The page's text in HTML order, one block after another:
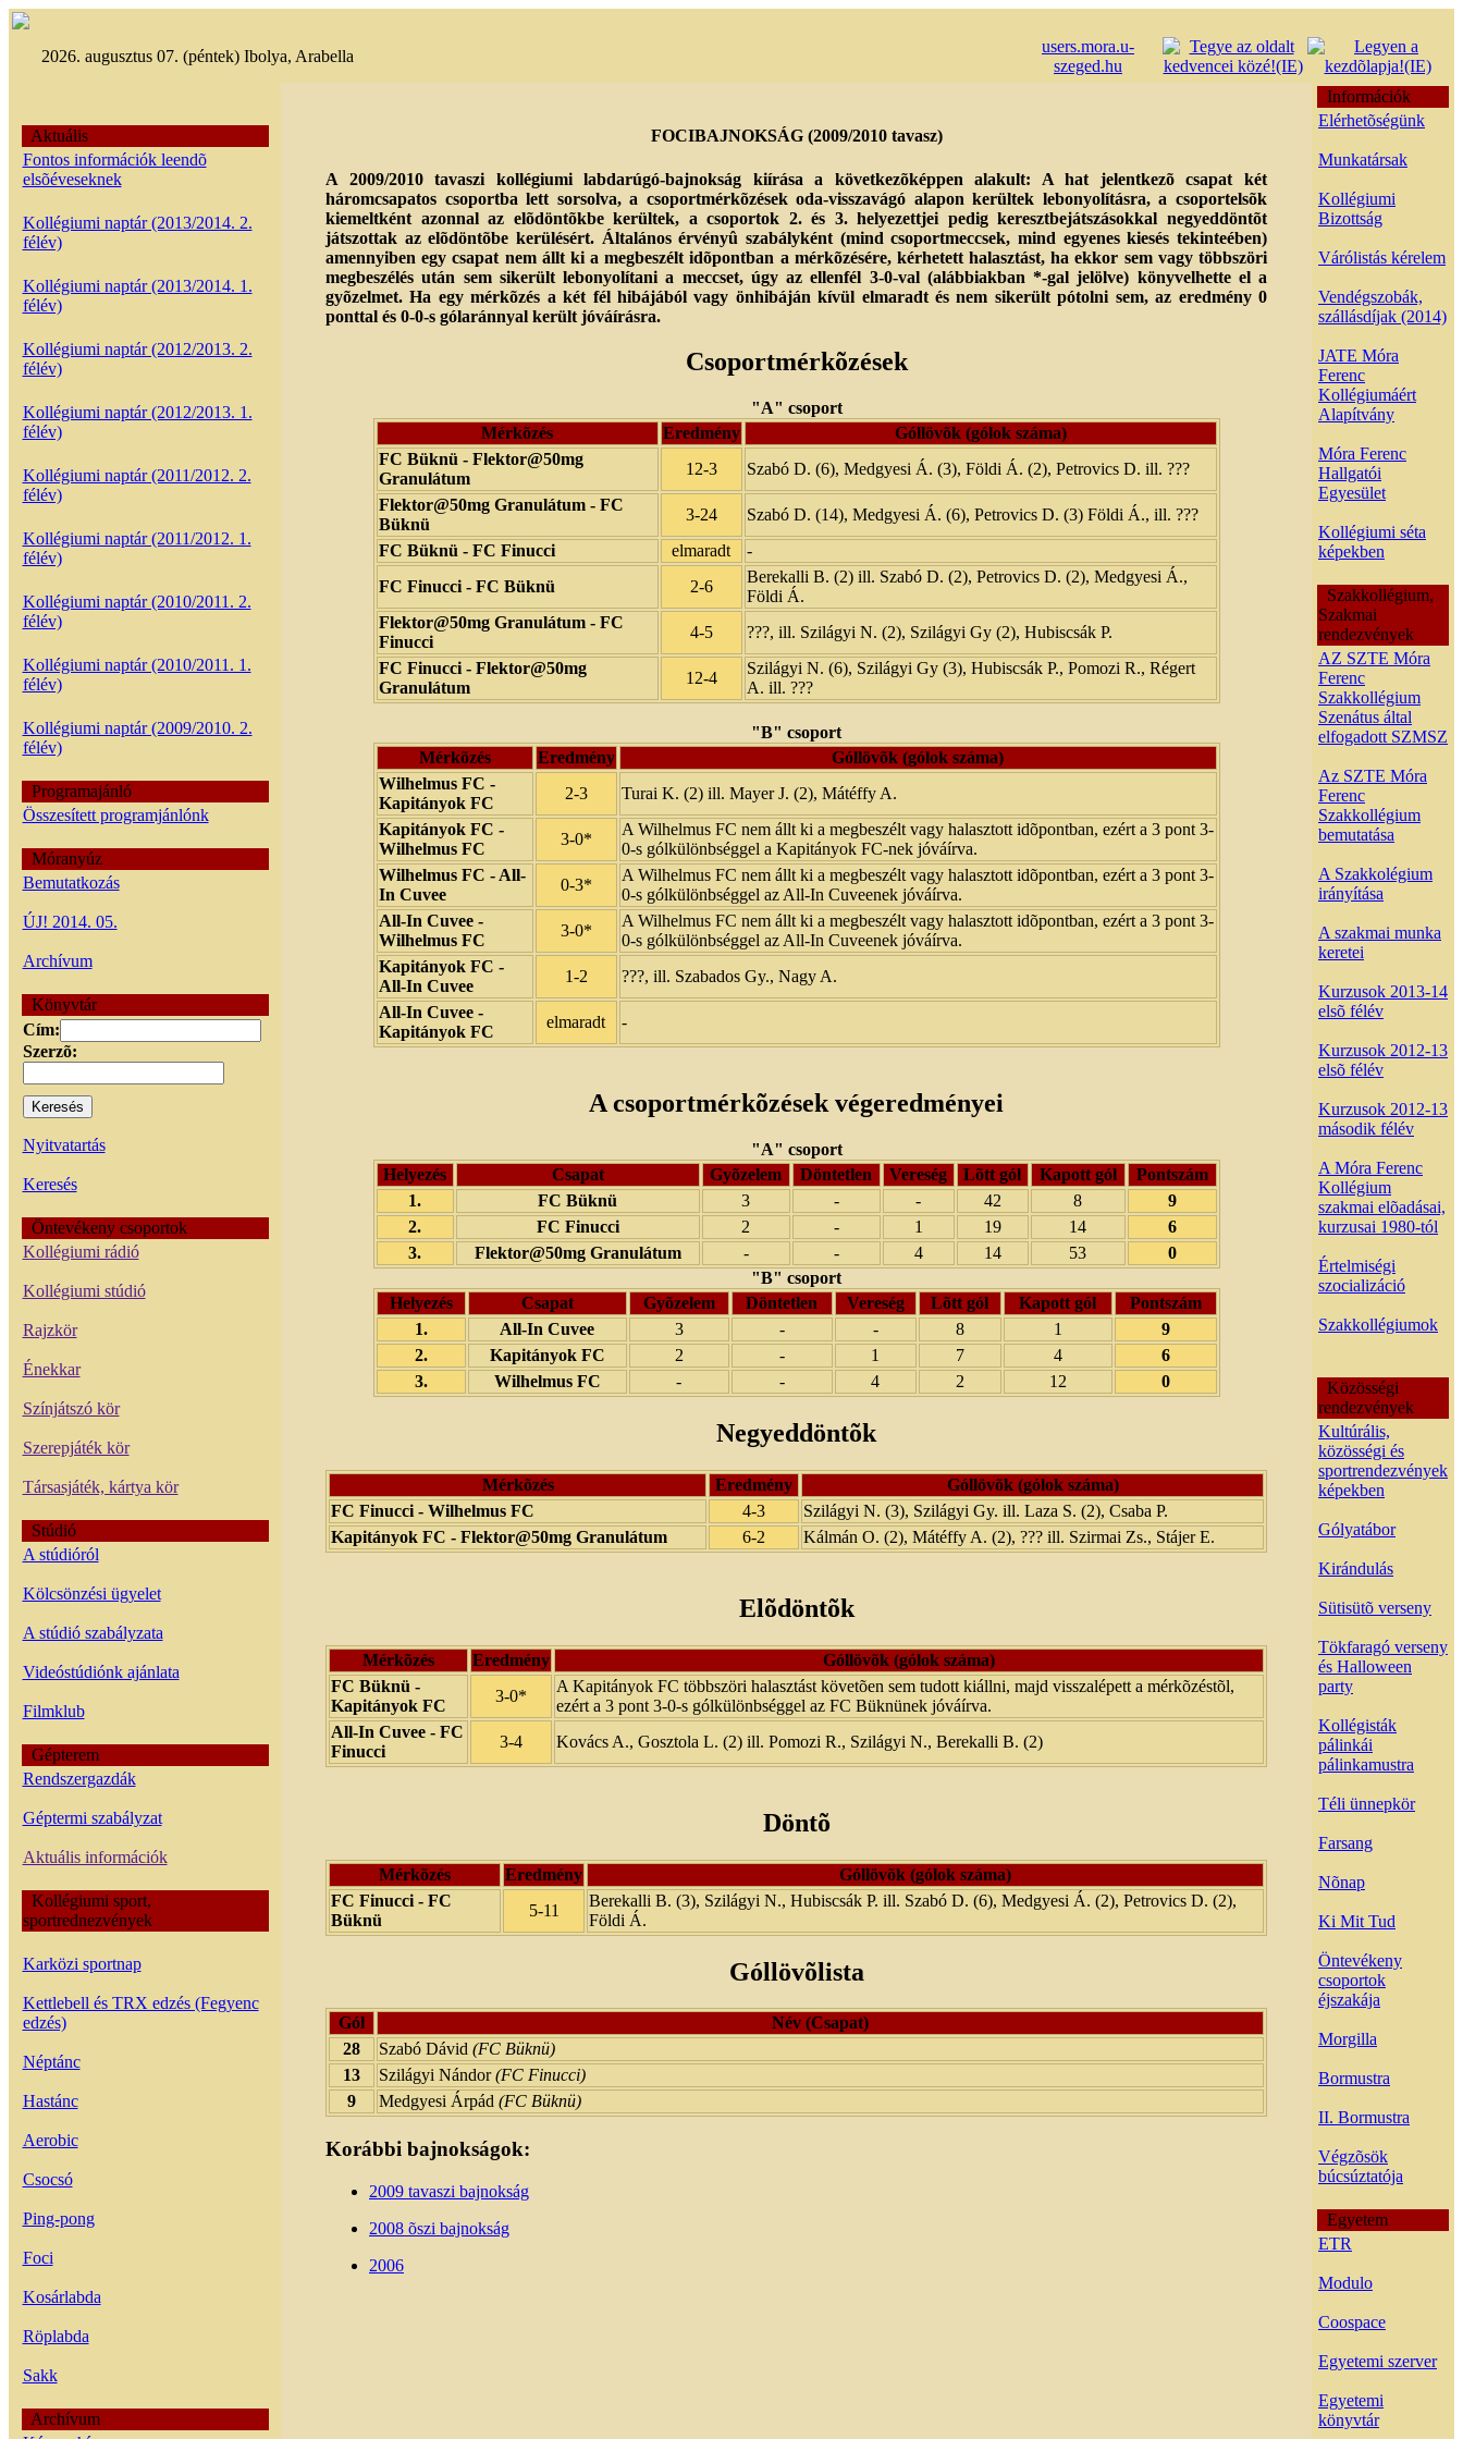
2026. augusztus 07. (péntek) Ibolya, Arabella
users.mora.u-
szeged.hu
Aktuális
Fontos információk leendõ
elsõéveseknek
Kollégiumi naptár (2013/2014. 2.
félév)
Kollégiumi naptár (2013/2014. 1.
félév)
Kollégiumi naptár (2012/2013. 2.
félév)
Kollégiumi naptár (2012/2013. 1.
félév)
Kollégiumi naptár (2011/2012. 2.
félév)
Kollégiumi naptár (2011/2012. 1.
félév)
Kollégiumi naptár (2010/2011. 2.
félév)
Kollégiumi naptár (2010/2011. 1.
félév)
Kollégiumi naptár (2009/2010. 2.
félév)
Programajánló
Összesített programjánlónk
Móranyúz
Bemutatkozás
ÚJ! 2014. 05.
Archívum
Könyvtár
Cím:
Szerzõ:
Nyitvatartás
Keresés
Öntevékeny csoportok
Kollégiumi rádió
Kollégiumi stúdió
Rajzkör
Énekkar
Színjátszó kör
Szerepjáték kör
Társasjáték, kártya kör
Stúdió
A stúdióról
Kölcsönzési ügyelet
A stúdió szabályzata
Videóstúdiónk ajánlata
Filmklub
Gépterem
Rendszergazdák
Géptermi szabályzat
Aktuális információk
Kollégiumi sport,
sportrednezvények
Karközi sportnap
Kettlebell és TRX edzés (Fegyenc
edzés)
Néptánc
Hastánc
Aerobic
Csocsó
Ping-pong
Foci
Kosárlabda
Röplabda
Sakk
Archívum
FOCIBAJNOKSÁG (2009/2010 tavasz)
A 2009/2010 tavaszi kollégiumi labdarúgó-bajnokság kiírása a következõképpen alakult: A hat jelentkezõ csapat két
háromcsapatos csoportba lett sorsolva, a csoportmérkõzések oda-visszavágó alapon kerültek lebonyolításra, a csoportelsõk
kiemeltként azonnal az elõdöntõkbe kerültek, a csoportok 2. és 3. helyezettjei pedig keresztbejátszásokkal negyeddöntõt
játszottak az elõdöntõbe kerülésért. Általános érvényû szabályként (mind csoportmeccsek, mind egyenes kiesés tekinteében)
amennyiben egy csapat nem állt ki a megbeszélt idõpontban a mérkõzésére, kérhetett halasztást, ha ekkor sem vagy többszöri
megbeszélés után sem sikerült lebonyolítani a meccset, úgy az ellenfél 3-0-val (alábbiakban *-gal jelölve) könyvelhette el a
gyõzelmet. Ha egy mérkõzés a két fél hibájából vagy önhibáján kívül elmaradt és nem sikerült pótolni sem, az eredmény 0
ponttal és 0-0-s gólaránnyal került jóváírásra.
Csoportmérkõzések
"A" csoport
Mérkõzés
Eredmény
Góllövõk (gólok száma)
FC Büknü - Flektor@50mg
Granulátum
12-3
Szabó D. (6), Medgyesi Á. (3), Földi Á. (2), Petrovics D. ill. ???
Flektor@50mg Granulátum - FC
Büknü
3-24
Szabó D. (14), Medgyesi Á. (6), Petrovics D. (3) Földi Á., ill. ???
FC Büknü - FC Finucci
elmaradt
-
FC Finucci - FC Büknü
2-6
Berekalli B. (2) ill. Szabó D. (2), Petrovics D. (2), Medgyesi Á.,
Földi Á.
Flektor@50mg Granulátum - FC
Finucci
4-5
???, ill. Szilágyi N. (2), Szilágyi Gy (2), Hubiscsák P.
FC Finucci - Flektor@50mg
Granulátum
12-4
Szilágyi N. (6), Szilágyi Gy (3), Hubiscsák P., Pomozi R., Régert
A. ill. ???
"B" csoport
Mérkõzés
Eredmény
Góllövõk (gólok száma)
Wilhelmus FC -
Kapitányok FC
2-3
Turai K. (2) ill. Mayer J. (2), Mátéffy A.
Kapitányok FC -
Wilhelmus FC
3-0*
A Wilhelmus FC nem állt ki a megbeszélt vagy halasztott idõpontban, ezért a 3 pont 3-
0-s gólkülönbséggel a Kapitányok FC-nek jóváírva.
Wilhelmus FC - All-
In Cuvee
0-3*
A Wilhelmus FC nem állt ki a megbeszélt vagy halasztott idõpontban, ezért a 3 pont 3-
0-s gólkülönbséggel az All-In Cuveenek jóváírva.
All-In Cuvee -
Wilhelmus FC
3-0*
A Wilhelmus FC nem állt ki a megbeszélt vagy halasztott idõpontban, ezért a 3 pont 3-
0-s gólkülönbséggel az All-In Cuveenek jóváírva.
Kapitányok FC -
All-In Cuvee
1-2
???, ill. Szabados Gy., Nagy A.
All-In Cuvee -
Kapitányok FC
elmaradt -
A csoportmérkõzések végeredményei
"A" csoport
Helyezés
Csapat Gyõzelem Döntetlen Vereség Lõtt gól Kapott gól
Pontszám
1.
FC Büknü 3 - - 42 8
9
2.
FC Finucci 2 - 1 19 14
6
3.
Flektor@50mg Granulátum - - 4 14 53
0
"B" csoport
Helyezés
Csapat Gyõzelem Döntetlen Vereség Lõtt gól Kapott gól
Pontszám
1.
All-In Cuvee 3 - - 8 1
9
2.
Kapitányok FC 2 - 1 7 4
6
3.
Wilhelmus FC - - 4 2 12 0
Negyeddöntõk
Mérkõzés Eredmény
Góllövõk (gólok száma)
FC Finucci - Wilhelmus FC
4-3
Szilágyi N. (3), Szilágyi Gy. ill. Laza S. (2), Csaba P.
Kapitányok FC - Flektor@50mg Granulátum
6-2 Kálmán O. (2), Mátéffy A. (2), ??? ill. Szirmai Zs., Stájer E.
Elõdöntõk
Mérkõzés Eredmény
Góllövõk (gólok száma)
FC Büknü -
Kapitányok FC
3-0*
A Kapitányok FC többszöri halasztást követõen sem tudott kiállni, majd visszalépett a mérkõzéstõl,
ezért a 3 pont 3-0-s gólkülönbséggel az FC Büknünek jóváírva.
All-In Cuvee - FC
Finucci
3-4 Kovács A., Gosztola L. (2) ill. Pomozi R., Szilágyi N., Berekalli B. (2)
Döntõ
Mérkõzés Eredmény
Góllövõk (gólok száma)
FC Finucci - FC
Büknü
5-11
Berekalli B. (3), Szilágyi N., Hubiscsák P. ill. Szabó D. (6), Medgyesi Á. (2), Petrovics D. (2),
Földi Á.
Góllövõlista
Gól
Név (Csapat)
28
Szabó Dávid (FC Büknü)
13
Szilágyi Nándor(FC Finucci)
9
Medgyesi Árpád (FC Büknü)
Korábbi bajnokságok:
2009 tavaszi bajnokság
2008 õszi bajnokság
2006
Információk
Elérhetõségünk
Munkatársak
Kollégiumi
Bizottság
Várólistás kérelem
Vendégszobák,
szállásdíjak (2014)
JATE Móra
Ferenc
Kollégiumáért
Alapítvány
Móra Ferenc
Hallgatói
Egyesület
Kollégiumi séta
képekben
Szakkollégium,
Szakmai
rendezvények
AZ SZTE Móra
Ferenc
Szakkollégium
Szenátus által
elfogadott SZMSZ
Az SZTE Móra
Ferenc
Szakkollégium
bemutatása
A Szakkolégium
irányítása
A szakmai munka
keretei
Kurzusok 2013-14
elsõ félév
Kurzusok 2012-13
elsõ félév
Kurzusok 2012-13
második félév
A Móra Ferenc
Kollégium
szakmai elõadásai,
kurzusai 1980-tól
Értelmiségi
szocializáció
Szakkollégiumok
Közösségi
rendezvények
Kultúrális,
közösségi és
sportrendezvények
képekben
Gólyatábor
Kirándulás
Sütisütõ verseny
Tökfaragó verseny
és Halloween
party
Kollégisták
pálinkái
pálinkamustra
Téli ünnepkör
Farsang
Nõnap
Ki Mit Tud
Öntevékeny
csoportok
éjszakája
Morgilla
Bormustra
II. Bormustra
Végzõsök
búcsúztatója
Egyetem
ETR
Modulo
Coospace
Egyetemi szerver
Egyetemi
könyvtár